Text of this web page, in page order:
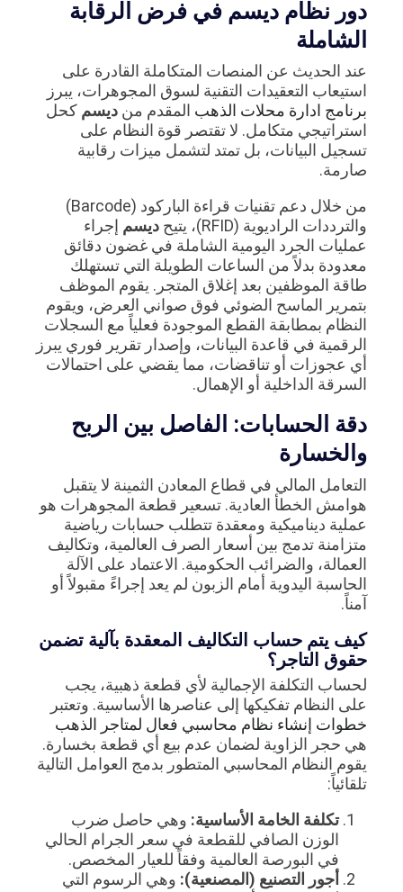
دور نظام ديسم في فرض الرقابة
الشاملة
عند الحديث عن المنصات المتكاملة القادرة على
استيعاب التعقيدات التقنية لسوق المجوهرات، يبرز
برنامج ادارة محلات الذهب المقدم من ديسم كحل
استراتيجي متكامل. لا تقتصر قوة النظام على
تسجيل البيانات، بل تمتد لتشمل ميزات رقابية
صارمة.
من خلال دعم تقنيات قراءة الباركود (Barcode)
والترددات الراديوية (RFID)، يتيح
ديسم إجراء
عمليات الجرد اليومية الشاملة في غضون دقائق
معدودة بدلاً من الساعات الطويلة التي تستهلك
طاقة الموظفين بعد إغلاق المتجر. يقوم الموظف
بتمرير الماسح الضوئي فوق صواني العرض، ويقوم
النظام بمطابقة القطع الموجودة فعلياً مع السجلات
الرقمية في قاعدة البيانات، وإصدار تقرير فوري يبرز
أي عجوزات أو تناقضات، مما يقضي على احتمالات
السرقة الداخلية أو الإهمال.
دقة الحسابات: الفاصل بين الربح
والخسارة
التعامل المالي في قطاع المعادن الثمينة لا يتقبل
هوامش الخطأ العادية. تسعير قطعة المجوهرات هو
عملية ديناميكية ومعقدة تتطلب حسابات رياضية
متزامنة تدمج بين أسعار الصرف العالمية، وتكاليف
العمالة، والضرائب الحكومية. الاعتماد على الآلة
الحاسبة اليدوية أمام الزبون لم يعد إجراءً مقبولاً أو
آمناً.
كيف يتم حساب التكاليف المعقدة بآلية تضمن
حقوق التاجر؟
لحساب التكلفة الإجمالية لأي قطعة ذهبية، يجب
على النظام تفكيكها إلى عناصرها الأساسية. وتعتبر
خطوات إنشاء نظام محاسبي فعال لمتاجر الذهب
هي حجر الزاوية لضمان عدم بيع أي قطعة بخسارة.
يقوم النظام المحاسبي المتطور بدمج العوامل التالية
تلقائياً:
تكلفة الخامة الأساسية: وهي حاصل ضرب
الوزن الصافي للقطعة في سعر الجرام الحالي
في البورصة العالمية وفقاً للعيار المخصص.
أجور التصنيع (المصنعية): وهي الرسوم التي